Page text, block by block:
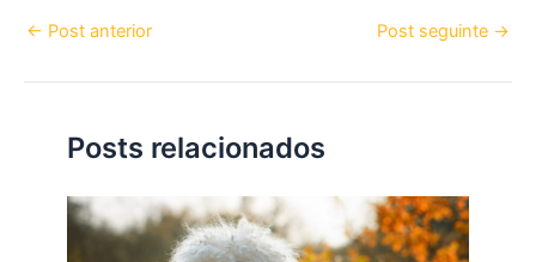
← Post anterior Post seguinte →
Posts relacionados